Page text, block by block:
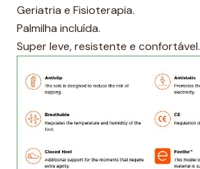
Geriatria e Fisioterapia.
Palmilha incluída.
Super leve, resistente e confortável.